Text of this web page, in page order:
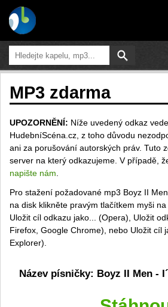
MP3 zdarma
UPOZORNĚNÍ: Níže uvedený odkaz
HudebníScéna.cz, z toho důvodu
ani za porušování autorských práv. Tuto
server na který odkazujeme. V případě,
napište nám
Pro stažení požadované mp3 Boyz II
na disk klikněte pravým tlačítkem myši
Uložit cíl odkazu jako... (Opera), Uložit
Firefox, Google Chrome), nebo Uložit cíl
Explorer).
Název písničky: Boyz II Men -